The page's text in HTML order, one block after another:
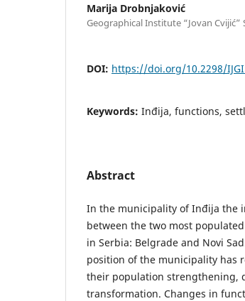
Marija Drobnjaković
Geographical Institute “Jovan Cvijić”
DOI: https://doi.org/10.2298/
Keywords: Inđija, functions,
Abstract
In the municipality of Inđija the
between the two most
in Serbia: Belgrade and Novi
position of the municipality has
their population strengthening,
transformation. Changes in